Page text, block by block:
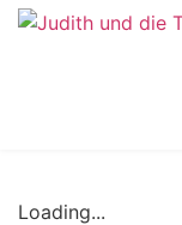
Loading...